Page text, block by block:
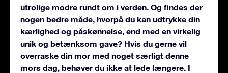
utrolige mødre rundt om i verden. Og findes der
nogen bedre måde, hvorpå du kan udtrykke din
kærlighed og påskønnelse, end med en virkelig
unik og betænksom gave? Hvis du gerne vil
overraske din mor med noget særligt denne
mors dag, behøver du ikke at lede længere. I